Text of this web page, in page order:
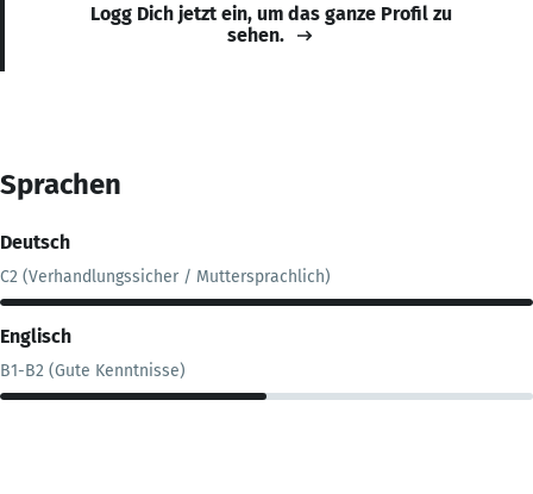
Logg Dich jetzt ein, um das ganze Profil zu
sehen.
Sprachen
Deutsch
C2 (Verhandlungssicher / Muttersprachlich)
Englisch
B1-B2 (Gute Kenntnisse)